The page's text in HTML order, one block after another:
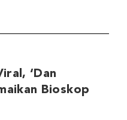
‘Dan
Bioskop